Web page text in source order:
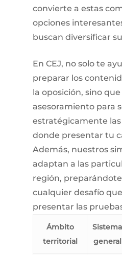
convierte a estas
opciones
buscan diversificar
En CEJ, no solo te
preparar los
la oposición, sino
asesoramiento para
estratégicamente
donde presentar tu
Además, nuestros
adaptan a las
región,
cualquier desafío
presentar las
Ámbito
territorial
Sistema
general